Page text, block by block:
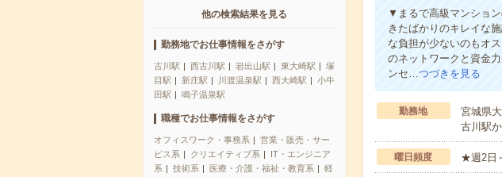
他の検索結果を見る
勤務地でお仕事情報をさがす
古川駅 西古川駅 岩出山駅 東大崎駅
塚
目駅
新庄駅 川渡温泉駅 西大崎駅
小牛
田駅
鳴子温泉駅
職種でお仕事情報をさがす
オフィスワーク・事務系
営業・販売・サー
ビス系
クリエイティブ系
IT・エンジニア
系
技術系 医療・介護・福祉・教育系
軽
▼まるで高級マンショ
きたばかりのキレイな
な負担が少ないのもオ
のネットワークと資金
ンセ…つづきを見る
勤務地
宮城県
古川駅
曜日頻度 ★週2日